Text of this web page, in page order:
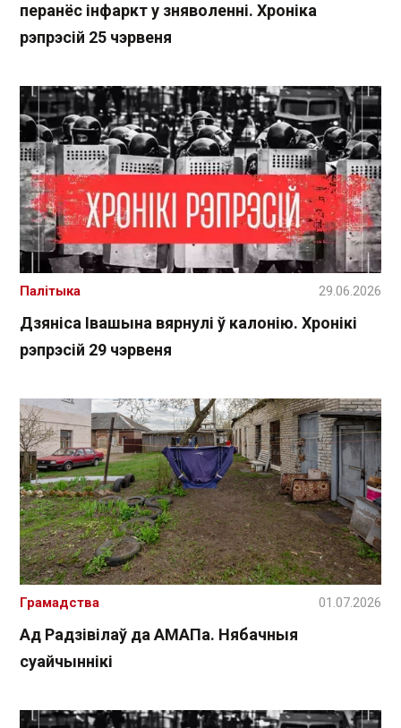
перанёс інфаркт у зняволенні. Хроніка
рэпрэсій 25 чэрвеня
Дзяніса Івашына вярнулі ў калонію. Хронікі
рэпрэсій 29 чэрвеня
Палітыка 29.06.2026
Ад Радзівілаў да АМАПа. Нябачныя
суайчыннікі
Грамадства 01.07.2026